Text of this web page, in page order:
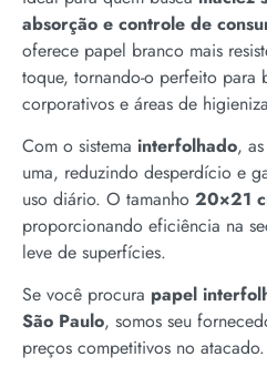
absorção e controle de
oferece papel branco mais
toque, tornando-o perfeito para
corporativos e áreas de
Com o sistema interfolhado,
uma, reduzindo desperdício e
uso diário. O tamanho 20×21
proporcionando eficiência na
leve de superfícies.
Se você procura papel
São Paulo, somos seu
preços competitivos no atacado.